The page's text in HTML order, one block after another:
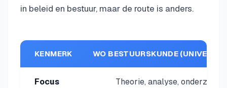
in beleid en bestuur, maar de route is anders.
KENMERK WO BESTUURSKUNDE
Focus Theorie, analyse,